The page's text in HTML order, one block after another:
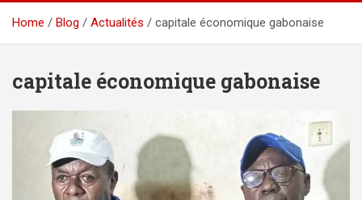
Home Blog Actualités capitale économique gabonaise
capitale économique gabonaise